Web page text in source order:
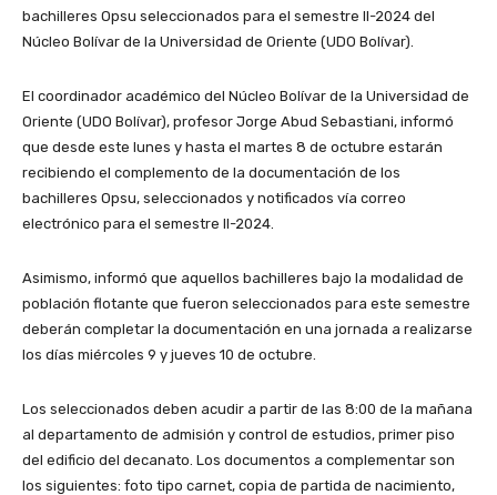
bachilleres Opsu seleccionados para el semestre II-2024 del
Núcleo Bolívar de la Universidad de Oriente (UDO Bolívar).
El coordinador académico del Núcleo Bolívar de la Universidad de
Oriente (UDO Bolívar), profesor Jorge Abud Sebastiani, informó
que desde este lunes y hasta el martes 8 de octubre estarán
recibiendo el complemento de la documentación de los
bachilleres Opsu, seleccionados y notificados vía correo
electrónico para el semestre II-2024.
Asimismo, informó que aquellos bachilleres bajo la modalidad de
población flotante que fueron seleccionados para este semestre
deberán completar la documentación en una jornada a realizarse
los días miércoles 9 y jueves 10 de octubre.
Los seleccionados deben acudir a partir de las 8:00 de la mañana
al departamento de admisión y control de estudios, primer piso
del edificio del decanato. Los documentos a complementar son
los siguientes: foto tipo carnet, copia de partida de nacimiento,